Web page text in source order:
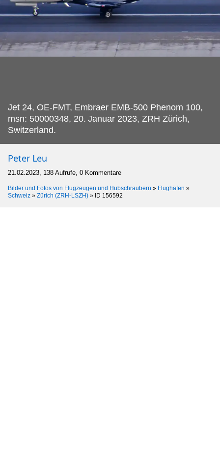
Jet 24, OE-FMT, Embraer EMB-500 Phenom 100,
msn: 50000348, 20. Januar 2023, ZRH Zürich,
Switzerland.
Peter Leu
21.02.2023, 138 Aufrufe, 0 Kommentare
Bilder und Fotos von Flugzeugen und Hubschraubern » Flughäfen »
Schweiz » Zürich (ZRH-LSZH) » ID 156592